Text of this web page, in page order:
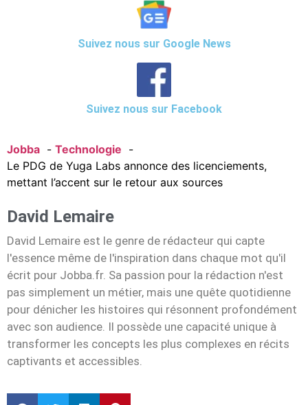
Suivez nous sur Google News
Suivez nous sur Facebook
Jobba
Technologie
Le PDG de Yuga Labs annonce des licenciements,
mettant l’accent sur le retour aux sources
David Lemaire
David Lemaire est le genre de rédacteur qui capte
l'essence même de l'inspiration dans chaque mot qu'il
écrit pour Jobba.fr. Sa passion pour la rédaction n'est
pas simplement un métier, mais une quête quotidienne
pour dénicher les histoires qui résonnent profondément
avec son audience. Il possède une capacité unique à
transformer les concepts les plus complexes en récits
captivants et accessibles.